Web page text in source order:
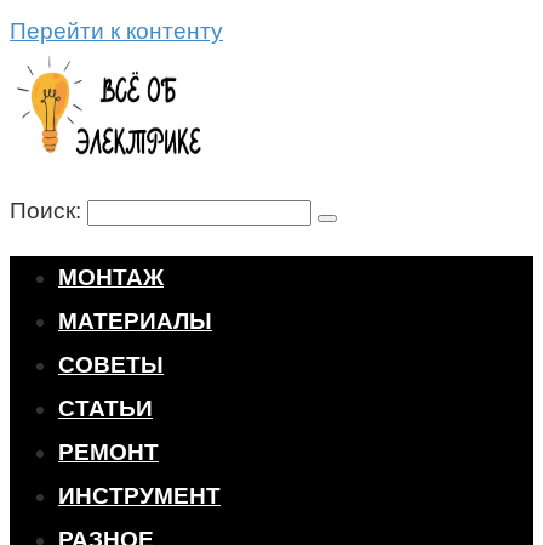
Перейти к контенту
Поиск:
МОНТАЖ
МАТЕРИАЛЫ
СОВЕТЫ
СТАТЬИ
РЕМОНТ
ИНСТРУМЕНТ
РАЗНОЕ